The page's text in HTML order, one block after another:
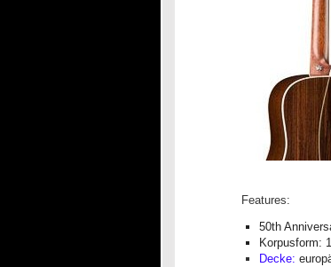
Features:
50th
Korpusform:
Decke: